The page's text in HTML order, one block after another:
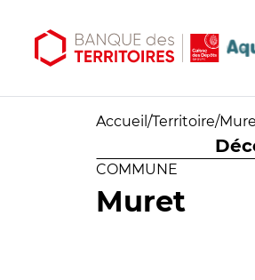
Accueil /Territoire/
COMMUNE
Muret